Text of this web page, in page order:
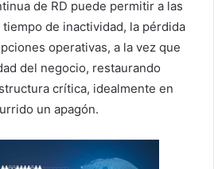
de RD puede permitir a las
de inactividad, la pérdida
operativas, a la vez que
del negocio, restaurando
crítica, idealmente en
un apagón.